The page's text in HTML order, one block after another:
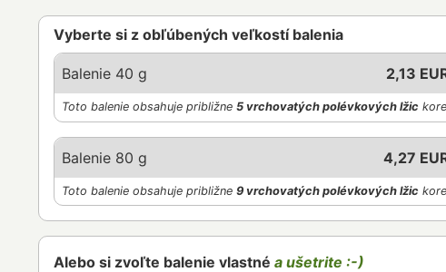
Vyberte si z obľúbených veľkostí balenia
Balenie 40 g 2,13
Toto balenie obsahuje približne 5 vrchovatých polévkových lžic
Balenie 80 g 4,27
Toto balenie obsahuje približne 9 vrchovatých polévkových lžic
Alebo si zvoľte balenie vlastné a ušetrite :-)